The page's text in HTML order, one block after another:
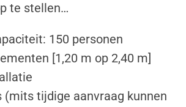
te stellen…
150 personen
[1,20 m op 2,40 m]
(mits tijdige aanvraag kunnen